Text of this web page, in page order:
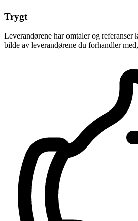
Trygt
Leverandørene har omtaler og
bilde av leverandørene du forhandler